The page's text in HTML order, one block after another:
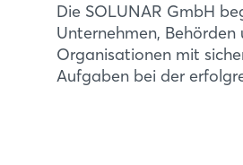
Die SOLUNAR GmbH
Unternehmen, Behörden
Organisationen mit
Aufgaben bei der